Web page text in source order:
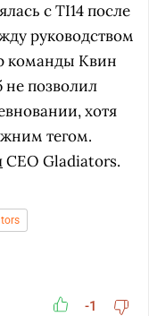
с TI14 после
руководством
команды Квин
не позволил
хотя
тегом.
CEO Gladiators.
-1